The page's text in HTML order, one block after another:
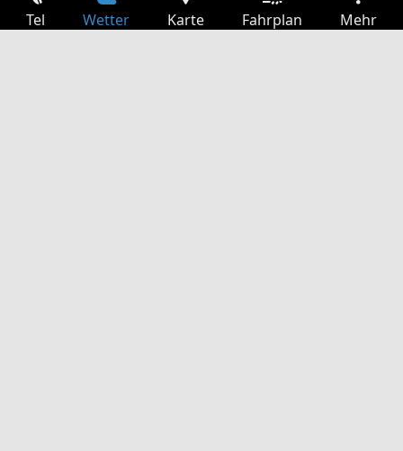
Tel Wetter Karte Fahrplan Mehr